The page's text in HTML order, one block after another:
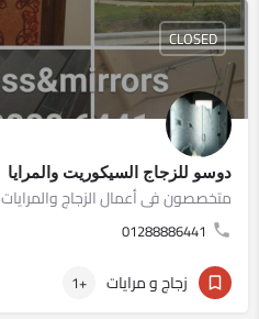
دوسو للزجاج السيكوريت والمرايا
متخصصون فى أعمال الزجاج والمرايات
01288886441
CLOSED
زجاج و مرايات +1